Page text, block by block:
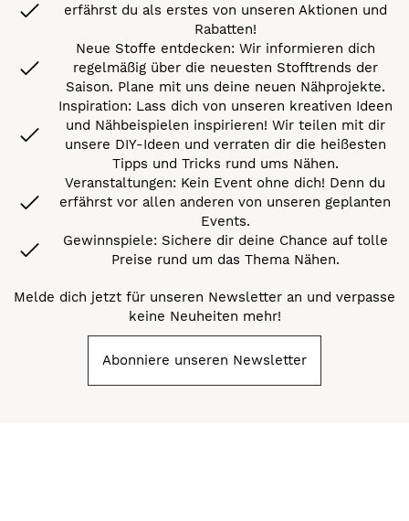
erfährst du als erstes von unseren Aktionen und
Rabatten!
Neue Stoffe entdecken: Wir informieren dich
regelmäßig über die neuesten Stofftrends der
Saison. Plane mit uns deine neuen Nähprojekte.
Inspiration: Lass dich von unseren kreativen Ideen
und Nähbeispielen inspirieren! Wir teilen mit dir
unsere DIY-Ideen und verraten dir die heißesten
Tipps und Tricks rund ums Nähen.
Veranstaltungen: Kein Event ohne dich! Denn du
erfährst vor allen anderen von unseren geplanten
Events.
Gewinnspiele: Sichere dir deine Chance auf tolle
Preise rund um das Thema Nähen.
Melde dich jetzt für unseren Newsletter an und verpasse
keine Neuheiten mehr!
Abonniere unseren Newsletter